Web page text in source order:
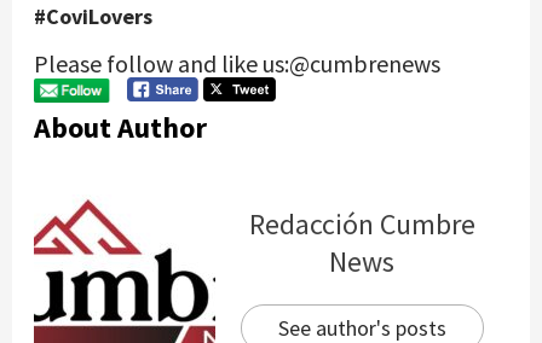
#CoviLovers
Please follow and like us:@cumbrenews
About Author
Redacción Cumbre
News
See author's posts